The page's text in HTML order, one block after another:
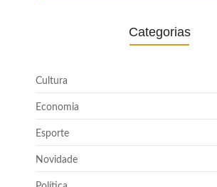
Categorias
Cultura
Economia
Esporte
Novidade